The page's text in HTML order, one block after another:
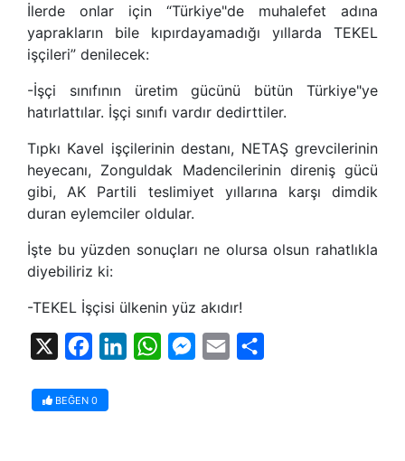
İlerde onlar için “Türkiye"de muhalefet adına
yaprakların bile kıpırdayamadığı yıllarda TEKEL
işçileri” denilecek:
-İşçi sınıfının üretim gücünü bütün Türkiye"ye
hatırlattılar. İşçi sınıfı vardır dedirttiler.
Tıpkı Kavel işçilerinin destanı, NETAŞ grevcilerinin
heyecanı, Zonguldak Madencilerinin direniş gücü
gibi, AK Partili teslimiyet yıllarına karşı dimdik
duran eylemciler oldular.
İşte bu yüzden sonuçları ne olursa olsun rahatlıkla
diyebiliriz ki:
-TEKEL İşçisi ülkenin yüz akıdır!
FacebookLinkedInWhatsAppMessenger
Email
BEĞEN 0